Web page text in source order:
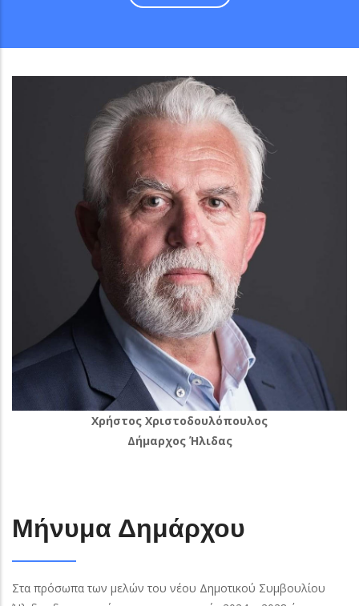
Xρήστος Χριστοδουλόπουλος
Δήμαρχος Ήλιδας
Μήνυμα Δημάρχου
Στα πρόσωπα των μελών του νέου Δημοτικού Συμβουλίου